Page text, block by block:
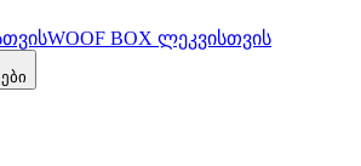
WOOF BOX ლეკვისთვის